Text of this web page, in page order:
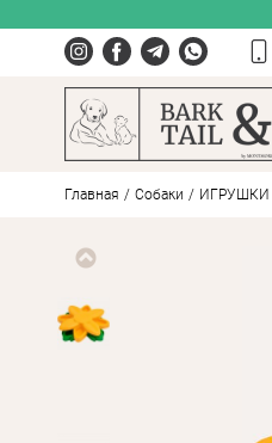
Главная Собаки ИГРУШКИ